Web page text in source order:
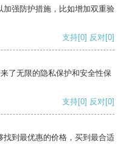
强防护措施，比如增加双重验
支持[0] 反对[0]
了无限的隐私保护和安全性保
支持[0] 反对[0]
到最优惠的价格，买到最合适